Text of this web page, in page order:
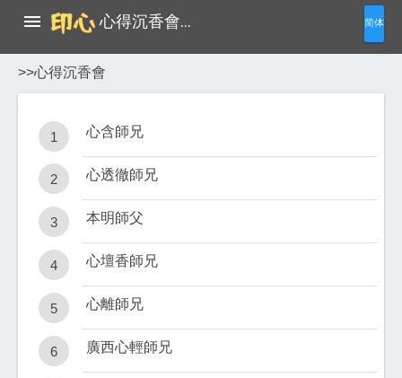
 心得沉香會… 简体
>>心得沉香會
1 心含師兄
2 心透徹師兄
3 本明師父
4 心壇香師兄
5 心離師兄
6 廣西心輕師兄